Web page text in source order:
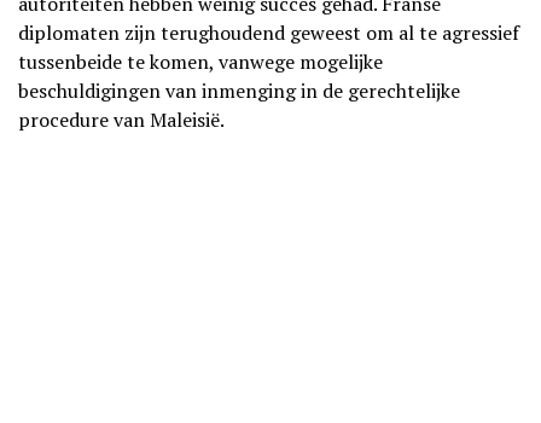
diplomaten zijn terughoudend geweest om al te agressief
tussenbeide te komen, vanwege mogelijke
beschuldigingen van inmenging in de gerechtelijke
procedure van Maleisië.